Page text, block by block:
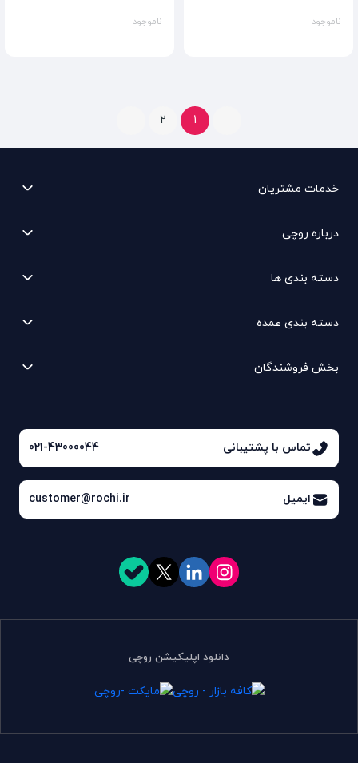
ناموجود ناموجود
1
2
خدمات مشتریان
درباره روچی
دسته بندی ها
دسته بندی عمده
بخش فروشندگان
تماس با پشتیبانی 021-43000044
ایمیل customer@rochi.ir
دانلود اپلیکیشن روچی